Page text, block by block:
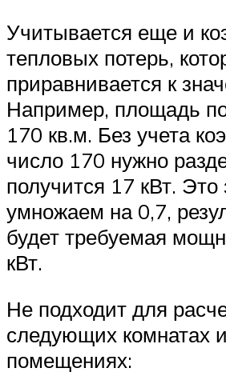
Учитывается еще и
тепловых потерь,
приравнивается к
Например, площадь
170 кв.м. Без учета
число 170 нужно
получится 17 кВт. Это
умножаем на 0,7,
будет требуемая
кВт.
Не подходит для
следующих комнатах и
помещениях: